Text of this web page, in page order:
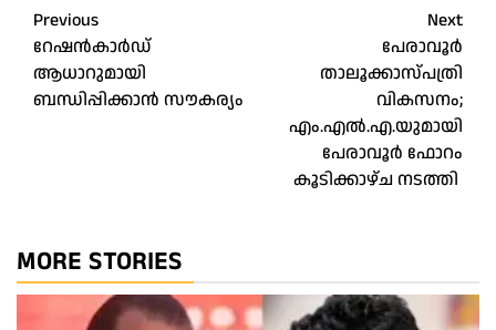
Post
navigation
Previous
റേഷന്‍കാര്‍ഡ്
ആധാറുമായി
ബന്ധിപ്പിക്കാന്‍ സൗകര്യം
Next
പേരാവൂർ
താലൂക്കാസ്പത്രി
വികസനം;
എം.എൽ.എ.യുമായി
പേരാവൂർ ഫോറം
കൂടിക്കാഴ്ച നടത്തി
MORE STORIES